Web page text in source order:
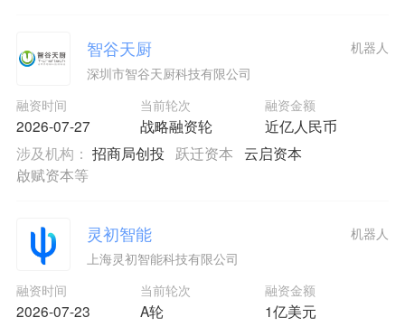
智谷天厨
深圳市智谷天厨科技有限公司
融资时间
2026-07-27
当前轮次
战略融资轮
融资金额
近亿人民币
机器人
涉及机构： 招商局创投 跃迁资本 云启资本
啟赋资本等
灵初智能
上海灵初智能科技有限公司
融资时间
2026-07-23
当前轮次
A轮
融资金额
1亿美元
机器人